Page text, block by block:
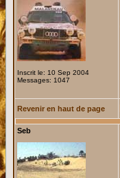
Inscrit le: 10 Sep 2004
Messages: 1047
Revenir en haut de page
Seb